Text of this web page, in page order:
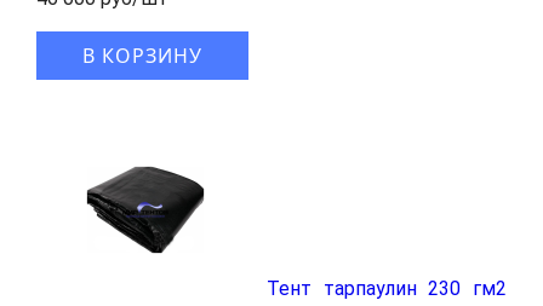
В КОРЗИНУ
Тент тарпаулин 230 гм2